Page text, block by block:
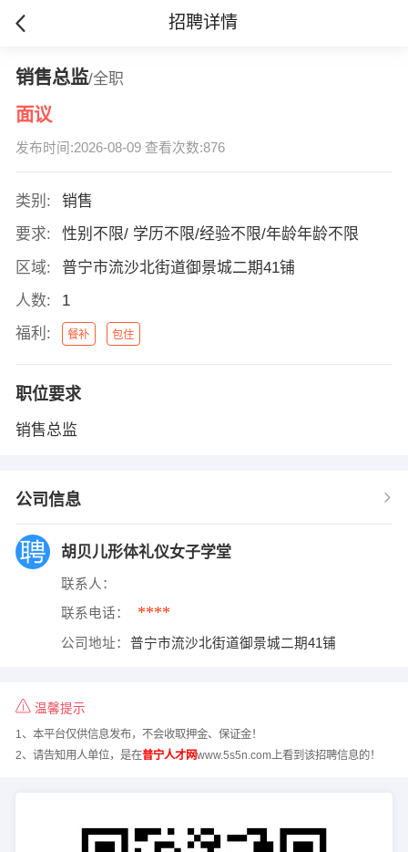
招聘详情
销售总监/全职
面议
发布时间:2026-08-09 查看次数:876
类别:
销售
要求:
性别不限/ 学历不限/经验不限/年龄年龄不限
区域:
普宁市流沙北街道御景城二期41铺
人数:
1
福利:
餐补 包住
职位要求
销售总监
公司信息
胡贝儿形体礼仪女子学堂
联系人：
联系电话： ****
公司地址： 普宁市流沙北街道御景城二期41铺
温馨提示
1、本平台仅供信息发布，不会收取押金、保证金！
2、请告知用人单位，是在普宁人才网www.5s5n.com上看到该招聘信息的！